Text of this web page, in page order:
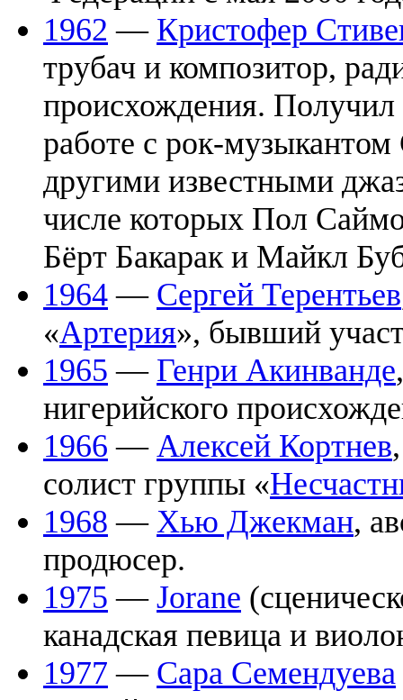
1962 — Кристофер
трубач и композитор,
происхождения. Получил
работе с рок-
другими известными
числе которых Пол
Бёрт Бакарак и Майкл
1964 — Сергей Терентьев
«Артерия», бывший
1965 — Генри Акинванде
нигерийского
1966 — Алексей Кортнев
солист группы «
1968 — Хью Джекман,
продюсер.
1975 — Jorane
канадская певица и
1977 — Сара Семендуева